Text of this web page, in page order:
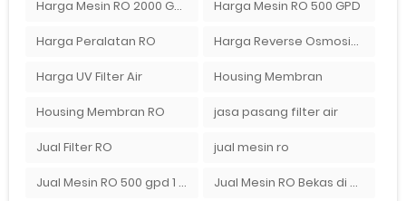
Harga Mesin RO 2000 GPD Harga Mesin RO 500 GPD
Harga Peralatan RO Harga Reverse Osmosis di Semarang
Harga UV Filter Air Housing Membran
Housing Membran RO jasa pasang filter air
Jual Filter RO jual mesin ro
Jual Mesin RO 500 gpd 1 Membran Jual Mesin RO Bekas di Medan